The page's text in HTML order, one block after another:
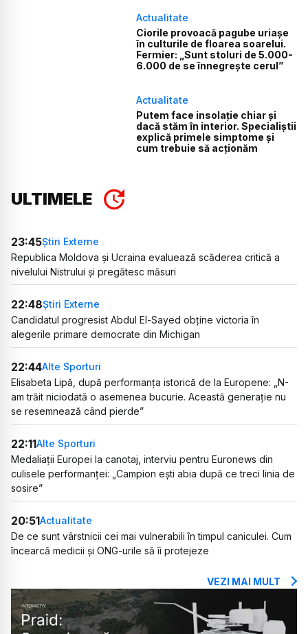
Actualitate
Ciorile provoacă pagube uriașe
în culturile de floarea soarelui.
Fermier: „Sunt stoluri de 5.000-
6.000 de se înnegrește cerul”
Actualitate
Putem face insolație chiar și
dacă stăm în interior. Specialiștii
explică primele simptome și
cum trebuie să acționăm
ULTIMELE
23:45Știri Externe
Republica Moldova și Ucraina evaluează scăderea critică a
nivelului Nistrului și pregătesc măsuri
22:48Știri Externe
Candidatul progresist Abdul El-Sayed obține victoria în
alegerile primare democrate din Michigan
22:44Alte Sporturi
Elisabeta Lipă, după performanța istorică de la Europene: „N-
am trăit niciodată o asemenea bucurie. Această generație nu
se resemnează când pierde”
22:11Alte Sporturi
Medaliații Europei la canotaj, interviu pentru Euronews din
culisele performanței: „Campion ești abia după ce treci linia de
sosire”
20:51Actualitate
De ce sunt vârstnicii cei mai vulnerabili în timpul caniculei. Cum
încearcă medicii și ONG-urile să îi protejeze
VEZI MAI MULT